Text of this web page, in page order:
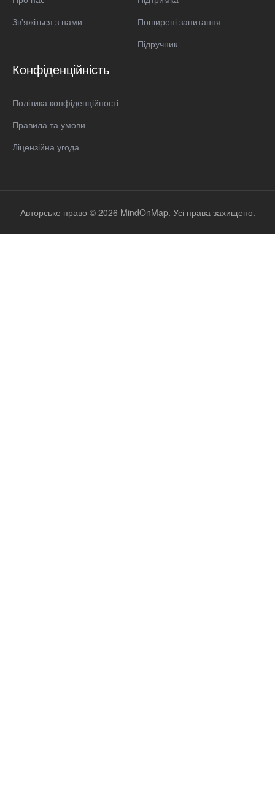
Зв'яжіться з нами
Поширені запитання
Підручник
Конфіденційність
Політика конфіденційності
Правила та умови
Ліцензійна угода
Авторське право © 2026 MindOnMap. Усі права захищено.